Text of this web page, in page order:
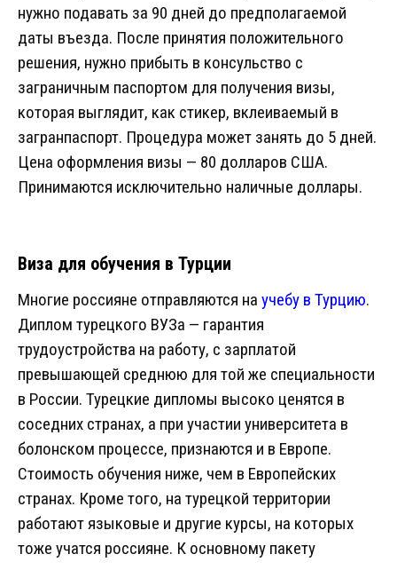
нужно подавать за 90 дней до предполагаемой
даты въезда. После принятия положительного
решения, нужно прибыть в консульство с
заграничным паспортом для получения визы,
которая выглядит, как стикер, вклеиваемый в
загранпаспорт. Процедура может занять до 5 дней.
Цена оформления визы — 80 долларов США.
Принимаются исключительно наличные доллары.
Виза для обучения в Турции
Многие россияне отправляются на учебу в Турцию.
Диплом турецкого ВУЗа — гарантия
трудоустройства на работу, с зарплатой
превышающей среднюю для той же специальности
в России. Турецкие дипломы высоко ценятся в
соседних странах, а при участии университета в
болонском процессе, признаются и в Европе.
Стоимость обучения ниже, чем в Европейских
странах. Кроме того, на турецкой территории
работают языковые и другие курсы, на которых
тоже учатся россияне. К основному пакету